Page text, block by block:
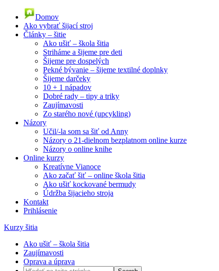
Domov
Ako vybrať šijací stroj
Články – šitie
Ako ušiť – škola šitia
Striháme a šijeme pre deti
Šijeme pre dospelých
Pekné bývanie – šijeme textilné doplnky
Šijeme darčeky
10 + 1 nápadov
Dobré rady – tipy a triky
Zaujímavosti
Zo starého nové (upcykling)
Názory
Učil/-la som sa šiť od Anny
Názory o 21-dielnom bezplatnom online kurze
Názory o online knihe
Online kurzy
Kreatívne Vianoce
Ako začať šiť – online škola šitia
Ako ušiť kockované bermudy
Údržba šijacieho stroja
Kontakt
Prihlásenie
Kurzy šitia
Ako ušiť – škola šitia
Zaujímavosti
Oprava a úprava